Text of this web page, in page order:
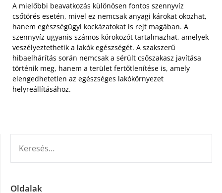
A mielőbbi beavatkozás különösen fontos szennyvíz
csőtörés esetén, mivel ez nemcsak anyagi károkat okozhat,
hanem egészségügyi kockázatokat is rejt magában. A
szennyvíz ugyanis számos kórokozót tartalmazhat, amelyek
veszélyeztethetik a lakók egészségét. A szakszerű
hibaelhárítás során nemcsak a sérült csőszakasz javítása
történik meg, hanem a terület fertőtlenítése is, amely
elengedhetetlen az egészséges lakókörnyezet
helyreállításához.
Oldalak